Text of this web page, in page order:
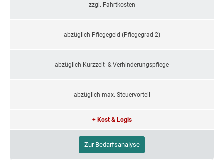
zzgl. Fahrtkosten
abzüglich Pflegegeld (Pflegegrad 2)
abzüglich Kurzzeit- & Verhinderungspflege
abzüglich max. Steuervorteil
+ Kost & Logis
Zur Bedarfsanalyse